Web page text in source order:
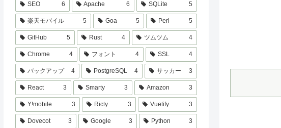
SEO 6 Apache 6 SQLite 5
楽天モバイル 5 Goa 5 Perl 5
GitHub 5 Rust 4 ツムツム 4
Chrome 4 フォント 4 SSL 4
バックアップ 4 PostgreSQL 4 サッカー 3
React 3 Smarty 3 Amazon 3
Y!mobile 3 Ricty 3 Vuetify 3
Dovecot 3 Google 3 Python 3